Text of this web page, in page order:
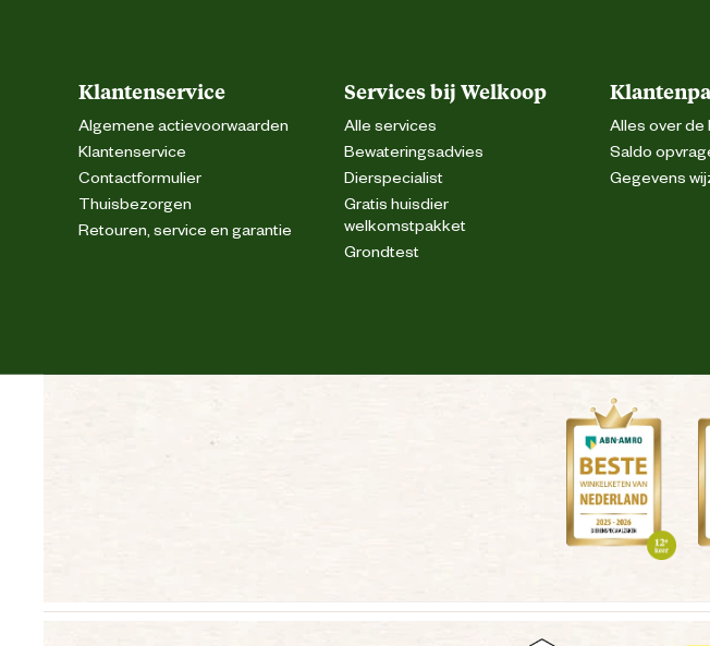
Klantenservice
Algemene actievoorwaarden
Klantenservice
Contactformulier
Thuisbezorgen
Retouren, service en garantie
Services bij Welkoop
Alle services
Bewateringsadvies
Dierspecialist
Gratis huisdier
welkomstpakket
Grondtest
Alles over de
Saldo
Gegevens